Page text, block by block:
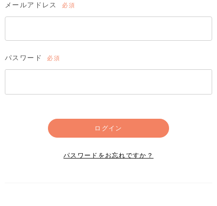
メールアドレス
須)
パスワード
須)
ログイン
パスワードをお忘れですか？